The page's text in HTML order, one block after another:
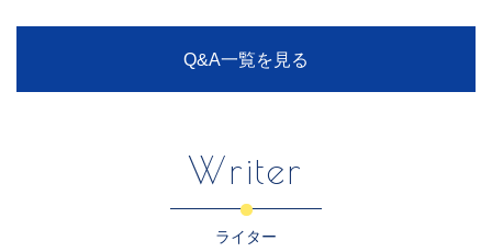
Q&A一覧を見る
Writer
ライター